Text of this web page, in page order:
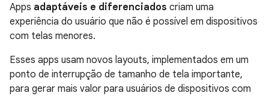
Apps adaptáveis e diferenciados criam uma
experiência do usuário que não é possível em dispositivos
com telas menores.
Esses apps usam novos layouts, implementados em um
ponto de interrupção de tamanho de tela importante,
para gerar mais valor para usuários de dispositivos com